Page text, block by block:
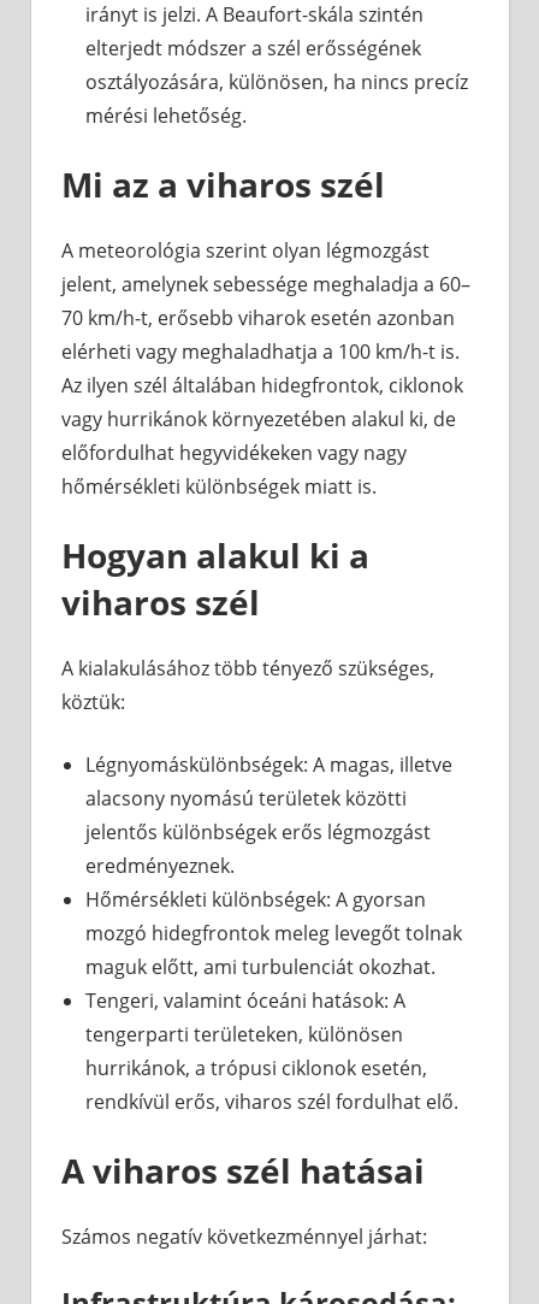
irányt is jelzi. A Beaufort-skála szintén
elterjedt módszer a szél erősségének
osztályozására, különösen, ha nincs precíz
mérési lehetőség.
Mi az a viharos szél
A meteorológia szerint olyan légmozgást
jelent, amelynek sebessége meghaladja a 60–
70 km/h-t, erősebb viharok esetén azonban
elérheti vagy meghaladhatja a 100 km/h-t is.
Az ilyen szél általában hidegfrontok, ciklonok
vagy hurrikánok környezetében alakul ki, de
előfordulhat hegyvidékeken vagy nagy
hőmérsékleti különbségek miatt is.
Hogyan alakul ki a
viharos szél
A kialakulásához több tényező szükséges,
köztük:
Légnyomáskülönbségek: A magas, illetve
alacsony nyomású területek közötti
jelentős különbségek erős légmozgást
eredményeznek.
Hőmérsékleti különbségek: A gyorsan
mozgó hidegfrontok meleg levegőt tolnak
maguk előtt, ami turbulenciát okozhat.
Tengeri, valamint óceáni hatások: A
tengerparti területeken, különösen
hurrikánok, a trópusi ciklonok esetén,
rendkívül erős, viharos szél fordulhat elő.
A viharos szél hatásai
Számos negatív következménnyel járhat: